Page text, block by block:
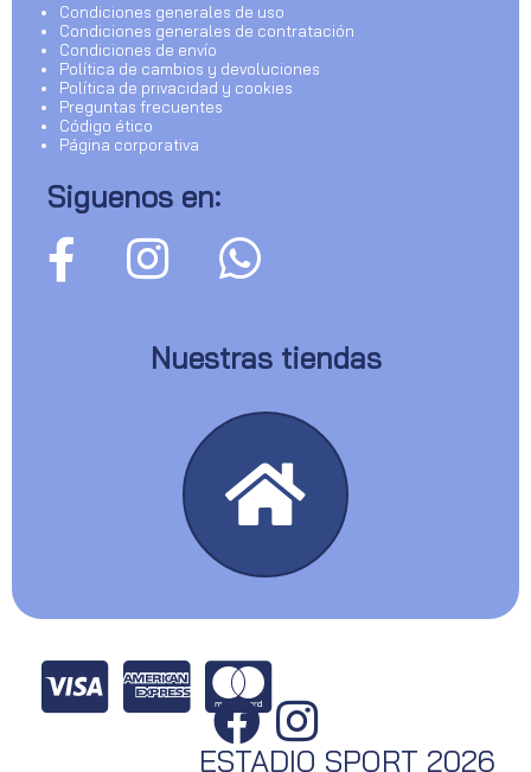
Condiciones generales de uso
Condiciones generales de contratación
Condiciones de envío
Política de cambios y devoluciones
Política de privacidad y cookies
Preguntas frecuentes
Código ético
Página corporativa
Siguenos en:
Nuestras tiendas
ESTADIO SPORT 2026